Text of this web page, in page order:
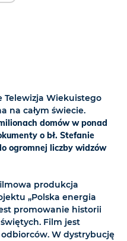
Telewizja Wiekuistego
na całym świecie.
domów w ponad
o bł. Stefanie
ogromnej liczby widzów
produkcja
„Polska energia
promowanie historii
Film jest
W dystrybucję